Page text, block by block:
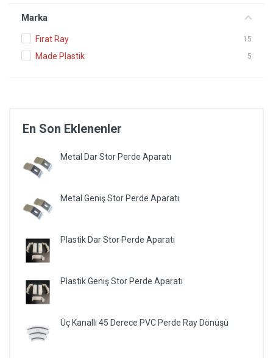
Marka
Fırat Ray 15
Made Plastik 5
En Son Eklenenler
Metal Dar Stor Perde Aparatı
Metal Geniş Stor Perde Aparatı
Plastik Dar Stor Perde Aparatı
Plastik Geniş Stor Perde Aparatı
Üç Kanallı 45 Derece PVC Perde Ray Dönüşü